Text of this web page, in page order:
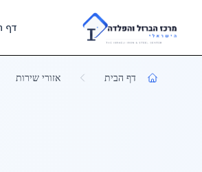
Skip to main content
דף
דף הבית אזורי שירות